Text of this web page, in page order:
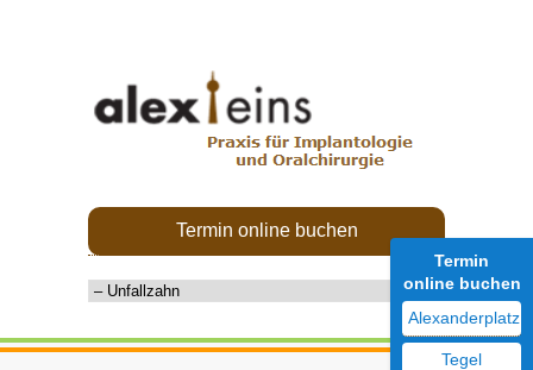
Termin online buchen
Termin
online buchen
Alexanderplatz
Tegel